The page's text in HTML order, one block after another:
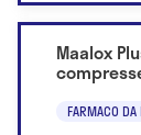
Maalox
FARMACO DA